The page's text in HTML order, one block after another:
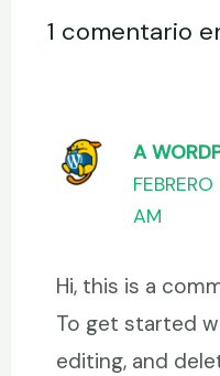
1 comentario
A
AM
Hi, this is a
To get started
editing, and